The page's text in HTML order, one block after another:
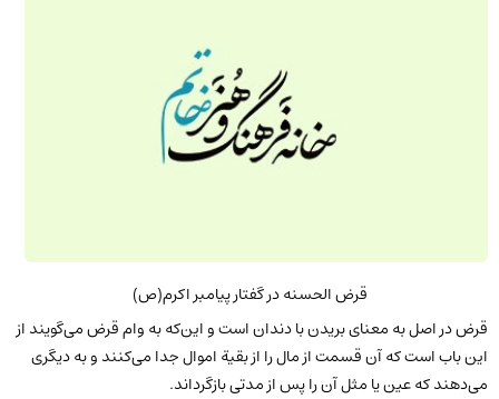
قرض الحسنه در گفتار پیامبر اکرم(ص)
قرض در اصل به معنای بریدن با دندان است و این‌که به وام قرض می‌گویند از
این باب است که آن قسمت از مال را از بقیة اموال جدا می‌کنند و به دیگری
می‌دهند که عین یا مثل آن را پس از مدتی بازگرداند.